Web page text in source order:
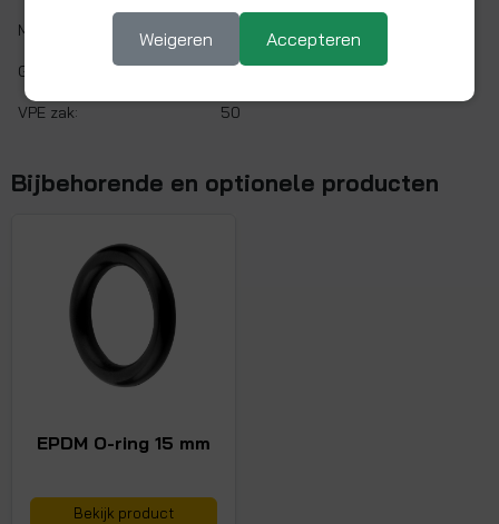
Max. werkdruk: 12 bar bij 20°C
Gaskeur: Nee
VPE zak: 50
Bijbehorende en optionele producten
EPDM O-ring 15 mm
Bekijk product
Weigeren Accepteren